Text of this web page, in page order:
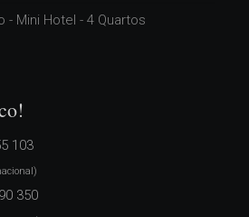
- Mini Hotel - 4 Quartos
103
350